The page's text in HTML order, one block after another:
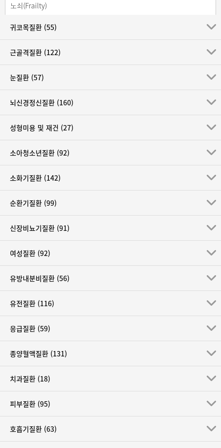
노쇠(Frailty)
노화(Senility)
대사 증후군(Metabolic syndrome)
만성 피로 증후군(Chronic Fatigue Syndrome)
새집 증후군(Sick building syndrome)
알코올성 간질환(Alcoholic liver disease)
이상지질혈증(Dyslipidemia)
지방간(Fatty liver)
춘곤증(spring fatigue)
폐경(Menopause)
귀코목질환 (55)
근골격질환 (122)
눈질환 (57)
뇌신경정신질환 (160)
성형미용 및 재건 (27)
소아청소년질환 (92)
소화기질환 (142)
순환기질환 (99)
신장비뇨기질환 (91)
여성질환 (92)
유방내분비질환 (56)
유전질환 (116)
응급질환 (59)
종양혈액질환 (131)
치과질환 (18)
피부질환 (95)
호흡기질환 (63)